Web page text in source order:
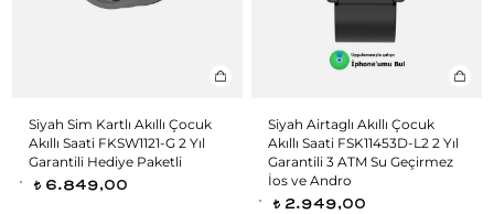
Siyah Sim Kartlı Akıllı Çocuk
Akıllı Saati FKSW1121-G 2 Yıl
Garantili Hediye Paketli
t 6.849,00
Siyah Airtaglı Akıllı Çocuk
Akıllı Saati FSK11453D-L2 2 Yıl
Garantili 3 ATM Su Geçirmez
İos ve Andro
t 2.949,00